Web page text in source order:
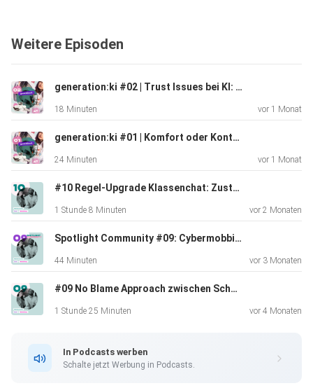
Weitere Episoden
generation:ki #02 | Trust Issues bei KI: Erkennst du noch, was echt ist?
18 Minuten vor 1 Monat
generation:ki #01 | Komfort oder Kontrollverlust? Wenn Künstliche Intelligenz dein Alltag ist
24 Minuten vor 1 Monat
#10 Regel-Upgrade Klassenchat: Zuständigkeiten klären und Haltung leben
1 Stunde 8 Minuten vor 2 Monaten
Spotlight Community #09: Cybermobbing zwischen Schulhof und Smartphone
44 Minuten vor 3 Monaten
#09 No Blame Approach zwischen Schulhof und Smartphone: Mobbing verstehen, lösungsorientiert handeln
1 Stunde 25 Minuten vor 4 Monaten
In Podcasts werben
Schalte jetzt Werbung in Podcasts.